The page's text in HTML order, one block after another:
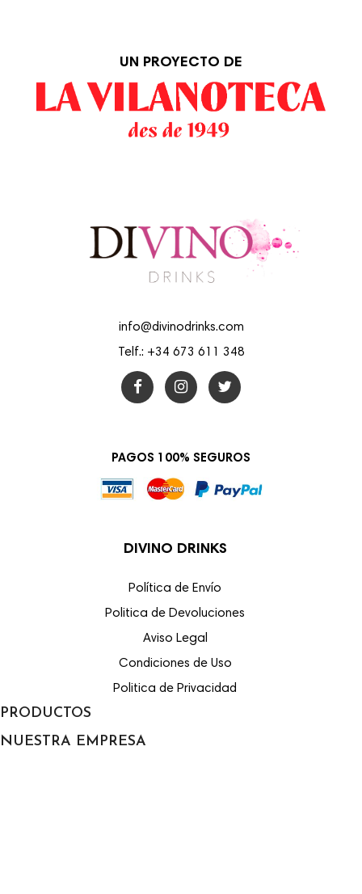
UN PROYECTO DE
info@divinodrinks.com
Telf.: +34 673 611 348
PAGOS 100% SEGUROS
DIVINO DRINKS
Política de Envío
Politica de Devoluciones
Aviso Legal
Condiciones de Uso
Politica de Privacidad
PRODUCTOS
NUESTRA EMPRESA